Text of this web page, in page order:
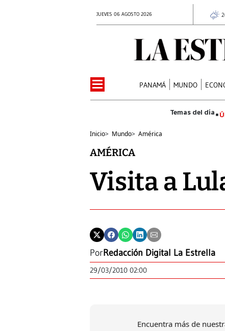
JUEVES 06 AGOSTO 2026
PANAMÁ MUNDO
Inicio> Mundo> América
AMÉRICA
Visita a
PorRedacción Digital La Estrella
29/03/2010 02:00
Encuentra más de